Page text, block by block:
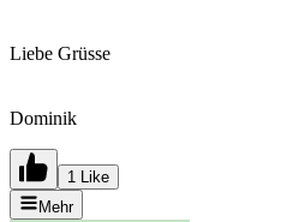
Liebe Grüsse
Dominik
1 Like
Mehr